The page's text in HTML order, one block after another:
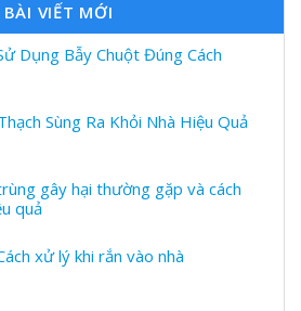
BÀI VIẾT MỚI
Dụng Bẫy Chuột Đúng Cách
Sùng Ra Khỏi Nhà Hiệu Quả
gây hại thường gặp và cách
quả
xử lý khi rắn vào nhà